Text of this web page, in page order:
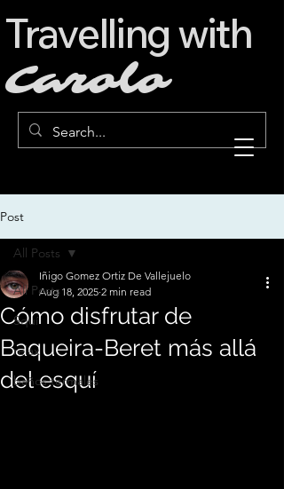
Travelling with
Carolo
Post
All Posts
Squí
relax
baños termales
All Posts
Cómo disfrutar de
Baqueira-Beret más allá
del esquí
Iñigo Gomez Ortiz De Vallejuelo
Aug 18, 2025 2 min read